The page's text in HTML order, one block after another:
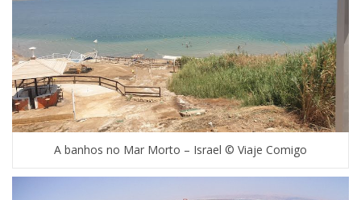
A banhos no Mar Morto – Israel © Viaje Comigo